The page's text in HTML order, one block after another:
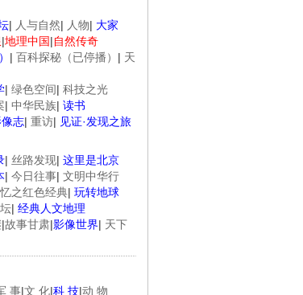
| 人与自然| 人物| 大家
|地理中国|自然传奇
| 百科探秘（已停播） | 天
| 绿色空间| 科技之光
| 中华民族| 读书
像志| 重访| 见证·发现之旅
| 丝路发现| 这里是北京
| 今日往事| 文明中华行
之红色经典| 玩转地球
| 经典人文地理
|故事甘肃|影像世界| 天下
事|文 化|科 技|动 物